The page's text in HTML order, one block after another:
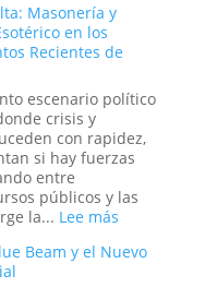
El
Símbolo
del
Infinito
y
el
Ciclo
Eterno
de
la
Masonería y
en los
Recientes de
escenario político
crisis y
con rapidez,
si hay fuerzas
entre
públicos y las
la... Lee más:
Mano
Beam y el Nuevo